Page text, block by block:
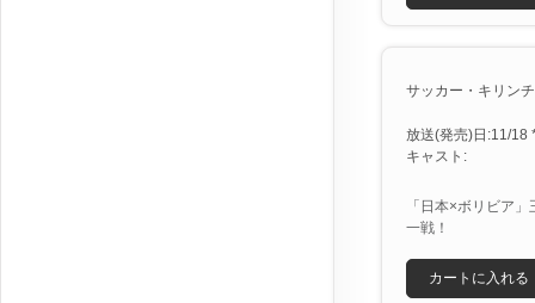
サッカー・キリン
放送(発売)日:11/18
キャスト:
「日本×ボリビア
一戦！
カートに入れる